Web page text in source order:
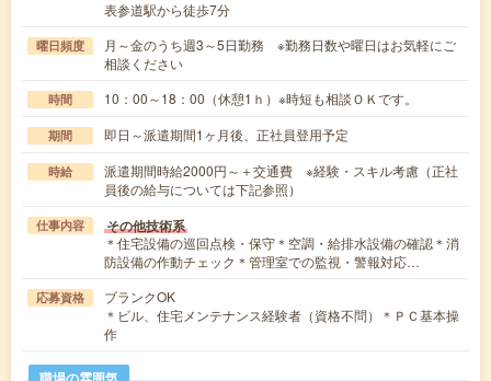
表参道駅から徒歩7分
曜日頻度
月～金のうち週3～5日勤務 ※勤務日数や曜日はお気軽にご
相談ください
時間 10：00～18：00（休憩1ｈ）※時短も相談ＯＫです。
期間 即日～派遣期間1ヶ月後、正社員登用予定
時給
派遣期間時給2000円～＋交通費 ※経験・スキル考慮（正社
員後の給与については下記参照）
仕事内容 その他技術系
＊住宅設備の巡回点検・保守＊空調・給排水設備の確認＊消
防設備の作動チェック＊管理室での監視・警報対応…
応募資格
ブランクOK
＊ビル、住宅メンテナンス経験者（資格不問）＊ＰＣ基本操
作